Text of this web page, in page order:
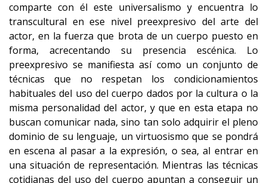
comparte con él este universalismo y encuentra lo
transcultural en ese nivel preexpresivo del arte del
actor, en la fuerza que brota de un cuerpo puesto en
forma, acrecentando su presencia escénica. Lo
preexpresivo se manifiesta así como un conjunto de
técnicas que no respetan los condicionamientos
habituales del uso del cuerpo dados por la cultura o la
misma personalidad del actor, y que en esta etapa no
buscan comunicar nada, sino tan solo adquirir el pleno
dominio de su lenguaje, un virtuosismo que se pondrá
en escena al pasar a la expresión, o sea, al entrar en
una situación de representación. Mientras las técnicas
cotidianas del uso del cuerpo apuntan a conseguir un